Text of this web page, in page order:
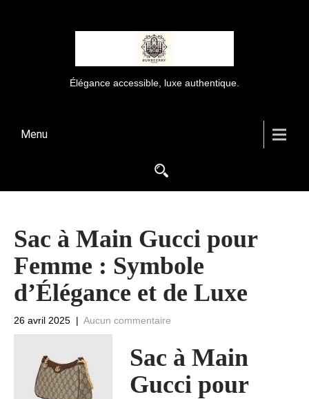
Élégance accessible, luxe authentique.
Menu
Sac à Main Gucci pour
Femme : Symbole
d’Élégance et de Luxe
26 avril 2025 | Aucun commentaire
Sac à Main
Gucci pour